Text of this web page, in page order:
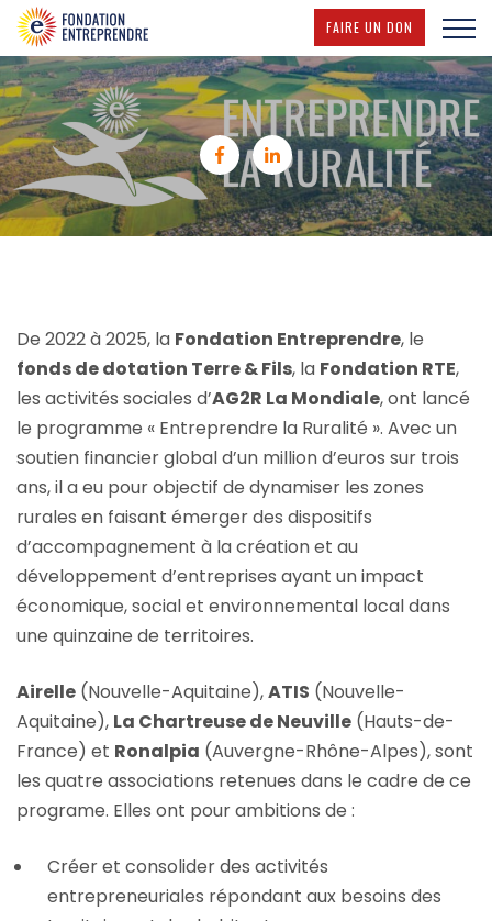
FAIRE UN DON (NOUVELLE
Partager sur Facebook
Partager sur Linkedin
De 2022 à 2025, la Fondation Entreprendre, le
fonds de dotation Terre & Fils, la Fondation RTE,
les activités sociales d’AG2R La Mondiale, ont lancé
le programme « Entreprendre la Ruralité ». Avec un
soutien financier global d’un million d’euros sur trois
ans, il a eu pour objectif de dynamiser les zones
rurales en faisant émerger des dispositifs
d’accompagnement à la création et au
développement d’entreprises ayant un impact
économique, social et environnemental local dans
une quinzaine de territoires.
Airelle (Nouvelle-Aquitaine),ATIS (Nouvelle-
Aquitaine), La Chartreuse de Neuville (Hauts-de-
France) et Ronalpia (Auvergne-Rhône-Alpes), sont
les quatre associations retenues dans le cadre de ce
programe. Elles ont pour ambitions de :
Créer et consolider des activités
entrepreneuriales répondant aux besoins des